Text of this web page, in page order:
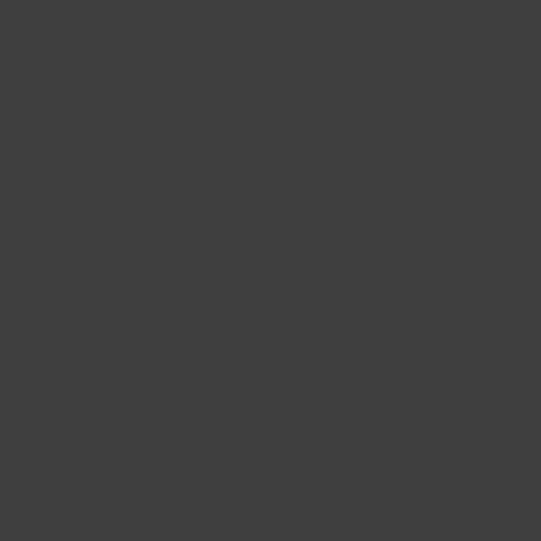
Mit der Einwilligung
Ihrer
nicht
Informationen, wer die
lange die einzelnen
am unteren Rand der